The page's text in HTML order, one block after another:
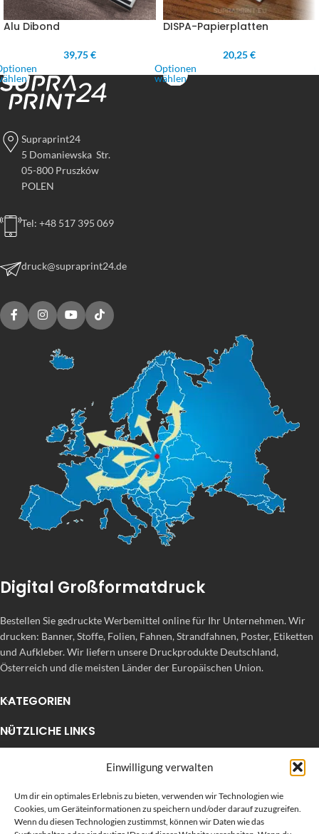
Einwilligung verwalten
Um dir ein optimales Erlebnis zu bieten, verwenden wir Technologien wie
Cookies, um Geräteinformationen zu speichern und/oder darauf zuzugreifen.
Wenn du diesen Technologien zustimmst, können wir Daten wie das
Alu Dibond
39,75 €
DISPA-Papierplatten
20,25 €
Optionen
wählen
Supraprint24
5 Domaniewska Str.
05-800 Pruszków
POLEN
Tel: +48 517 395 069
druck@supraprint24.de
Digital Großformatdruck
Bestellen Sie gedruckte Werbemittel online für Ihr Unternehmen. Wir
drucken: Banner, Stoffe, Folien, Fahnen, Strandfahnen, Poster, Etiketten
und Aufkleber. Wir liefern unsere Druckprodukte Deutschland,
Österreich und die meisten Länder der Europäischen Union.
KATEGORIEN
NÜTZLICHE LINKS